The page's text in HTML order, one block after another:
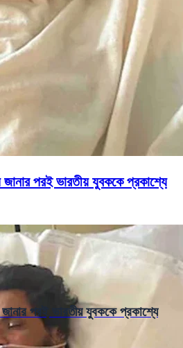
জানার পরই ভারতীয় যুবককে প্রকাশ্যে
পরই ভারতীয় যুবককে প্রকাশ্যে